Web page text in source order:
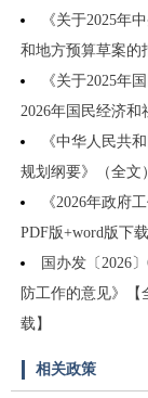
《关于2025年
和地方预算草案的
《关于2025年
2026年国民经济和
《中华人民共
规划纲要》（全文）
《2026年政府
PDF版+word版下载
国办发〔2026
防工作的意见》【
载】
相关政策